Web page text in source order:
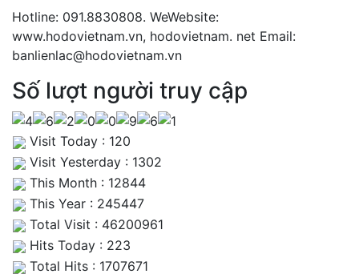
Hotline: 091.8830808. WeWebsite:
www.hodovietnam.vn, hodovietnam. net Email:
banlienlac@hodovietnam.vn
Số lượt người truy cập
Visit Today : 120
Visit Yesterday : 1302
This Month : 12844
This Year : 245447
Total Visit : 46200961
Hits Today : 223
Total Hits : 1707671